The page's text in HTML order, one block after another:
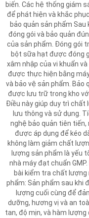
biến. Các hệ thống giám
để phát hiện và khắc
bảo quản sản phẩm
đóng gói và bảo quản
của sản phẩm. Đóng gói
bột sữa hạt được đóng
xâm nhập của vi khuẩn
được thực hiện bằng
và bảo vệ sản phẩm. Bảo
được lưu trữ trong kho
Điều này giúp duy trì
lưu thông và sử dụng.
nghệ bảo quản tiên tiến,
được áp dụng để kéo
không làm giảm chất
lượng sản phẩm là yếu
nhà máy đạt chuẩn
bài kiểm tra chất
phẩm: Sản phẩm sau khi
lượng cuối cùng để
dưỡng, hương vị và an
tan, độ mịn, và hàm